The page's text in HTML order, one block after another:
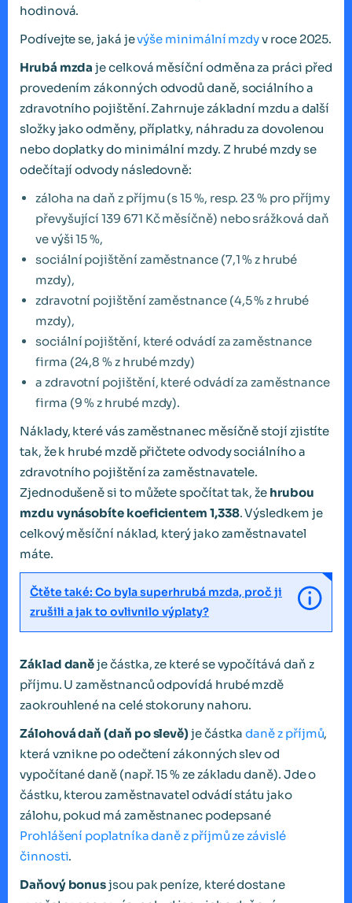
hodinová.
Podívejte se, jaká jevýše minimální mzdyv roce 2025.
Hrubá mzda je celková měsíční odměna za práci před
provedením zákonných odvodů daně, sociálního a
zdravotního pojištění. Zahrnuje základní mzdu a další
složky jako odměny, příplatky, náhradu za dovolenou
nebo doplatky do minimální mzdy. Z hrubé mzdy se
odečítají odvody následovně:
záloha na daň z příjmu (s 15 %, resp. 23 % pro příjmy
převyšující 139 671 Kč měsíčně) nebo srážková daň
ve výši 15 %,
sociální pojištění zaměstnance (7,1 % z hrubé
mzdy),
zdravotní pojištění zaměstnance (4,5 % z hrubé
mzdy),
sociální pojištění, které odvádí za zaměstnance
firma (24,8 % z hrubé mzdy)
a zdravotní pojištění, které odvádí za zaměstnance
firma (9 % z hrubé mzdy).
Náklady, které vás zaměstnanec měsíčně stojí zjistíte
tak, že k hrubé mzdě přičtete odvody sociálního a
zdravotního pojištění za zaměstnavatele.
Zjednodušeně si to můžete spočítat tak, že hrubou
mzdu vynásobíte koeficientem 1,338. Výsledkem je
celkový měsíční náklad, který jako zaměstnavatel
máte.
Čtěte také: Co byla superhrubá mzda, proč ji
zrušili a jak to ovlivnilo výplaty?
Základ daněje částka, ze které se vypočítává daň z
příjmu. U zaměstnanců odpovídá hrubé mzdě
zaokrouhlené na celé stokoruny nahoru.
Zálohová daň (daň po slevě)je částkadaně z příjmů,
která vznikne po odečtení zákonných slev od
vypočítané daně (např. 15 % ze základu daně). Jde o
částku, kterou zaměstnavatel odvádí státu jako
zálohu, pokud má zaměstnanec podepsané
Prohlášení poplatníka daně z příjmů ze závislé
činnosti.
Daňový bonusjsou pak peníze, které dostane